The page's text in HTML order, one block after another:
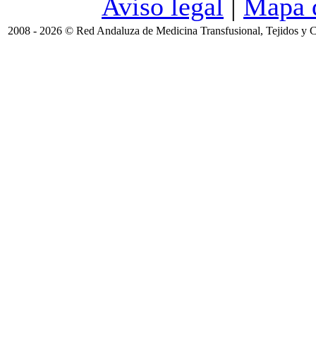
Aviso legal Mapa
2008 - 2026 © Red Andaluza de Medicina Transfusional, Tejidos y